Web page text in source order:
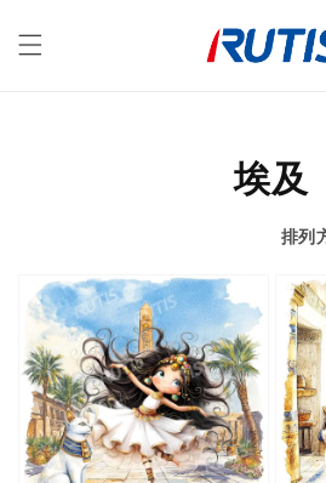
埃及
排列